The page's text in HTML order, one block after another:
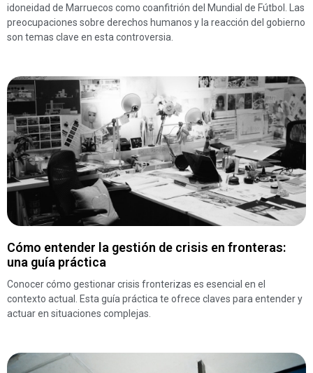
idoneidad de Marruecos como coanfitrión del Mundial de Fútbol. Las
preocupaciones sobre derechos humanos y la reacción del gobierno
son temas clave en esta controversia.
Cómo entender la gestión de crisis en fronteras:
una guía práctica
Conocer cómo gestionar crisis fronterizas es esencial en el
contexto actual. Esta guía práctica te ofrece claves para entender y
actuar en situaciones complejas.